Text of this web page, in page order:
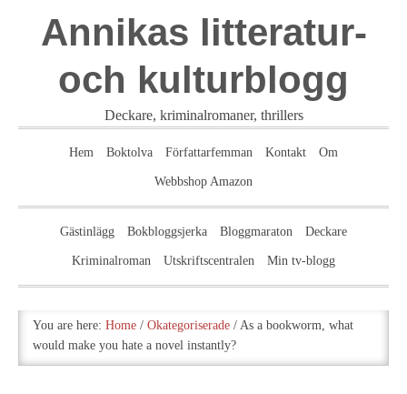
Annikas litteratur-
och kulturblogg
Deckare, kriminalromaner, thrillers
Hem Boktolva Författarfemman Kontakt Om
Webbshop Amazon
Gästinlägg Bokbloggsjerka Bloggmaraton Deckare
Kriminalroman Utskriftscentralen Min tv-blogg
You are here: Home / Okategoriserade / As a bookworm, what
would make you hate a novel instantly?